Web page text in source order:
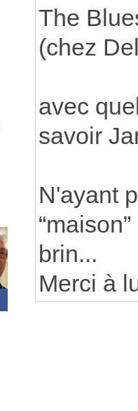
The
(chez
avec
savoir
N'ayant
brin...
Merci à